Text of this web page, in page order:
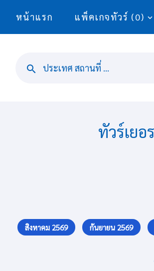
หน้าแรก แพ็คเกจทัวร์ (0)
ประเทศ สถานที่ ...
ทัวร์เยอ
สิงหาคม 2569 กันยายน 2569